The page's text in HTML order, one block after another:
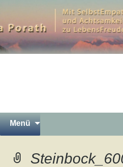
Petra Porath –
Luna Yoga
Mit SelbstEmpathie
LebensFreude
Menü
zum